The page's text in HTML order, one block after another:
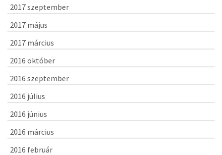
2017 szeptember
2017 május
2017 március
2016 október
2016 szeptember
2016 július
2016 június
2016 március
2016 február